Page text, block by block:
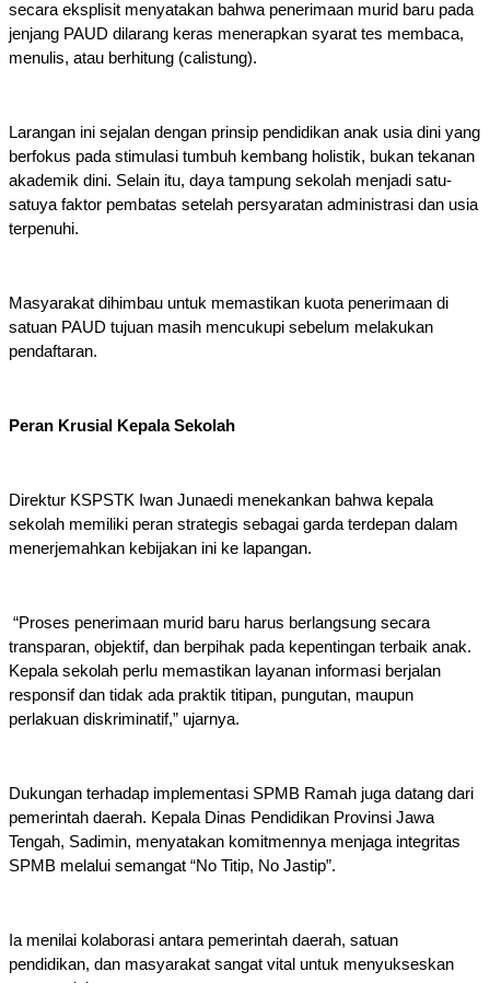
secara eksplisit menyatakan bahwa penerimaan murid baru pada
jenjang PAUD dilarang keras menerapkan syarat tes membaca,
menulis, atau berhitung (calistung).
Larangan ini sejalan dengan prinsip pendidikan anak usia dini yang
berfokus pada stimulasi tumbuh kembang holistik, bukan tekanan
akademik dini. Selain itu, daya tampung sekolah menjadi satu-
satuya faktor pembatas setelah persyaratan administrasi dan usia
terpenuhi.
Masyarakat dihimbau untuk memastikan kuota penerimaan di
satuan PAUD tujuan masih mencukupi sebelum melakukan
pendaftaran.
Peran Krusial Kepala Sekolah
Direktur KSPSTK Iwan Junaedi menekankan bahwa kepala
sekolah memiliki peran strategis sebagai garda terdepan dalam
menerjemahkan kebijakan ini ke lapangan.
“Proses penerimaan murid baru harus berlangsung secara
transparan, objektif, dan berpihak pada kepentingan terbaik anak.
Kepala sekolah perlu memastikan layanan informasi berjalan
responsif dan tidak ada praktik titipan, pungutan, maupun
perlakuan diskriminatif,” ujarnya.
Dukungan terhadap implementasi SPMB Ramah juga datang dari
pemerintah daerah. Kepala Dinas Pendidikan Provinsi Jawa
Tengah, Sadimin, menyatakan komitmennya menjaga integritas
SPMB melalui semangat “No Titip, No Jastip”.
Ia menilai kolaborasi antara pemerintah daerah, satuan
pendidikan, dan masyarakat sangat vital untuk menyukseskan